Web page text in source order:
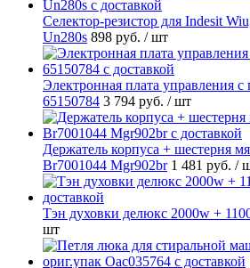
Селектор-резистор для Indesit
Un280s 898 руб. / шт
Электронная плата управления с
65150784 3 794 руб. / шт
Держатель корпуса + шестерня
Br7001044 Mgr902br 1 481 руб. /
Тэн духовки делюкс 2000w +
шт